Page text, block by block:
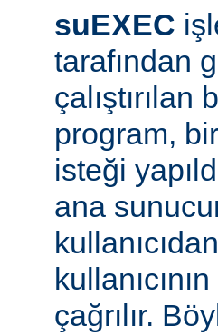
suEXEC
tarafından
program,
isteği
ana
çağrılır.